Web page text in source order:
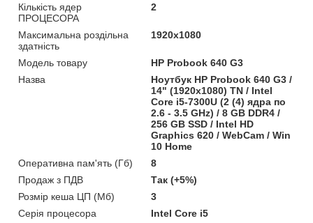
Кількість ядер
ПРОЦЕСОРА
2
Максимальна роздільна
здатність
1920x1080
Модель товару
HP Probook 640 G3
Назва
Ноутбук HP Probook 640 G3 /
14" (1920x1080) TN / Intel
Core i5-7300U (2 (4) ядра по
2.6 - 3.5 GHz) / 8 GB DDR4 /
256 GB SSD / Intel HD
Graphics 620 / WebCam / Win
10 Home
Оперативна пам'ять (Гб)
8
Продаж з ПДВ
Так (+5%)
Розмір кеша ЦП (Мб)
3
Серія процесора
Intel Core i5